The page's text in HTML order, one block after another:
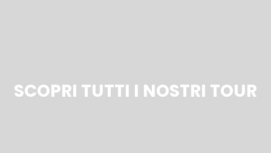
SCOPRI TUTTI I NOSTRI TOUR